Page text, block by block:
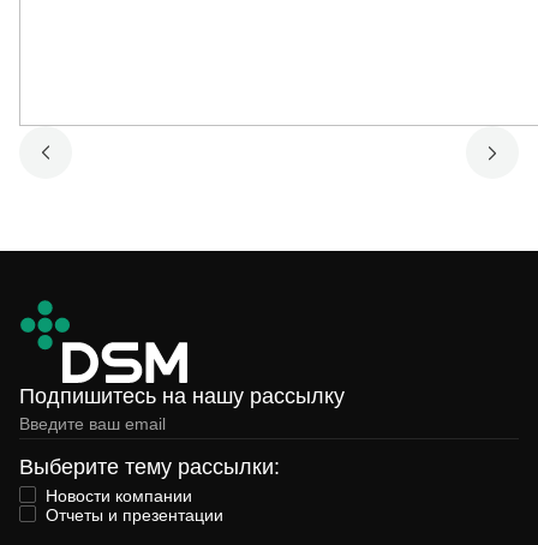
Подпишитесь на нашу рассылку
Выберите тему рассылки:
Новости компании
Отчеты и презентации